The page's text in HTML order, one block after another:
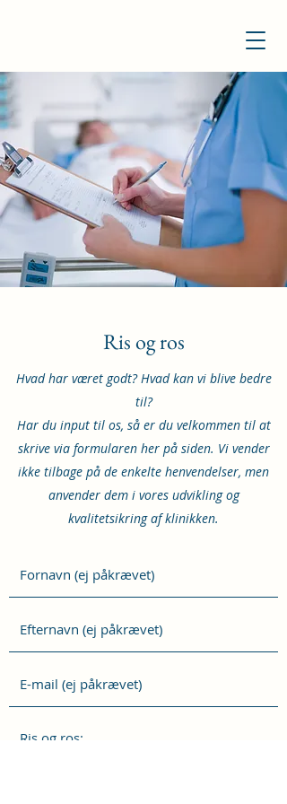
Ris og ros
Hvad har været godt? Hvad kan vi blive bedre
til?
Har du input til os, så er du velkommen til at
skrive via formularen her på siden. Vi vender
ikke tilbage på de enkelte henvendelser, men
anvender dem i vores udvikling og
kvalitetsikring af klinikken.